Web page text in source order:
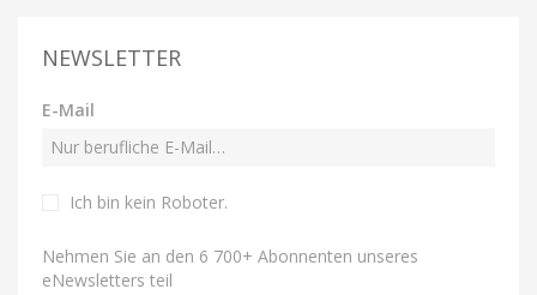
NEWSLETTER
E-Mail
Ich bin kein Roboter.
Nehmen Sie an den 6 700+ Abonnenten unseres
eNewsletters teil